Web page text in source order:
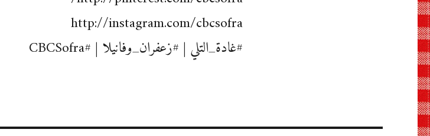
http://instagram.com/cbcsofra
#غادة_التلي | #زعفران_وفانيلا | #CBCSofra